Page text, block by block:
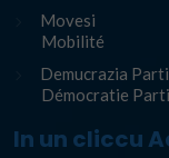
Movesi
Mobilité
Demucrazia
Démocratie
In un cliccu